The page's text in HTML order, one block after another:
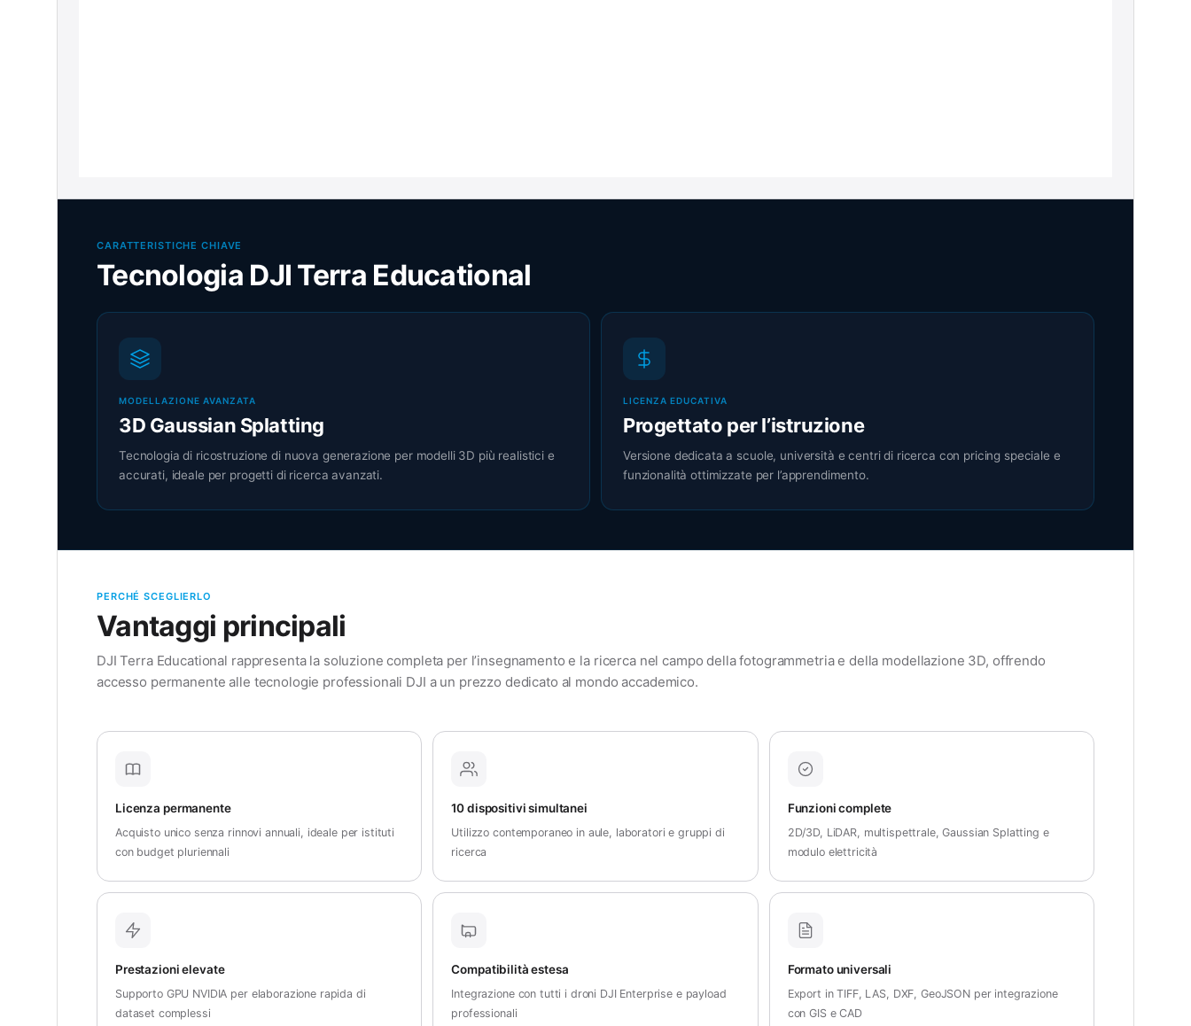
CARATTERISTICHE CHIAVE
Tecnologia DJI Terra Educational
MODELLAZIONE AVANZATA
3D Gaussian Splatting
Tecnologia di ricostruzione di nuova generazione per modelli 3D più realistici e
accurati, ideale per progetti di ricerca avanzati.
LICENZA EDUCATIVA
Progettato per l’istruzione
Versione dedicata a scuole, università e centri di ricerca con pricing speciale e
funzionalità ottimizzate per l’apprendimento.
PERCHÉ SCEGLIERLO
Vantaggi principali
DJI Terra Educational rappresenta la soluzione completa per l’insegnamento e la ricerca nel campo della fotogrammetria e della modellazione 3D, offrendo
accesso permanente alle tecnologie professionali DJI a un prezzo dedicato al mondo accademico.
Licenza permanente
Acquisto unico senza rinnovi annuali, ideale per istituti
con budget pluriennali
10 dispositivi simultanei
Utilizzo contemporaneo in aule, laboratori e gruppi di
ricerca
Funzioni complete
2D/3D, LiDAR, multispettrale, Gaussian Splatting e
modulo elettricità
Prestazioni elevate
Supporto GPU NVIDIA per elaborazione rapida di
dataset complessi
Compatibilità estesa
Integrazione con tutti i droni DJI Enterprise e payload
professionali
Formato universali
Export in TIFF, LAS, DXF, GeoJSON per integrazione
con GIS e CAD